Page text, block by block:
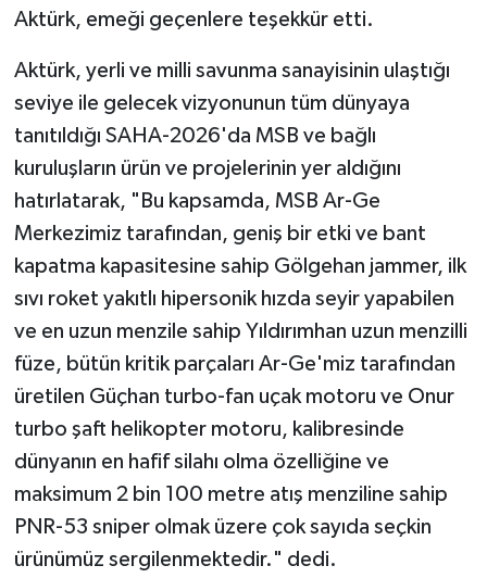
Aktürk, emeği geçenlere teşekkür etti.
Aktürk, yerli ve milli savunma sanayisinin ulaştığı
seviye ile gelecek vizyonunun tüm dünyaya
tanıtıldığı SAHA-2026'da MSB ve bağlı
kuruluşların ürün ve projelerinin yer aldığını
hatırlatarak, "Bu kapsamda, MSB Ar-Ge
Merkezimiz tarafından, geniş bir etki ve bant
kapatma kapasitesine sahip Gölgehan jammer, ilk
sıvı roket yakıtlı hipersonik hızda seyir yapabilen
ve en uzun menzile sahip Yıldırımhan uzun menzilli
füze, bütün kritik parçaları Ar-Ge'miz tarafından
üretilen Güçhan turbo-fan uçak motoru ve Onur
turbo şaft helikopter motoru, kalibresinde
dünyanın en hafif silahı olma özelliğine ve
maksimum 2 bin 100 metre atış menziline sahip
PNR-53 sniper olmak üzere çok sayıda seçkin
ürünümüz sergilenmektedir." dedi.